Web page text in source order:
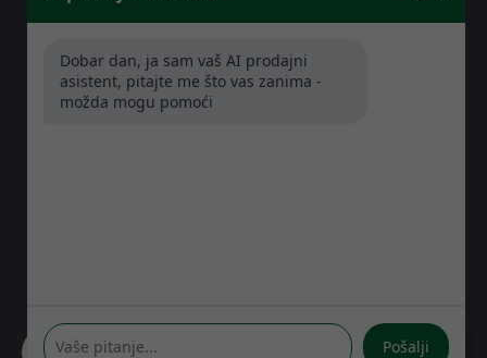
RADNO VRIJEME
Pon-Čet: 08:30 - 16:30h
Dobar dan, ja sam vaš AI prodajni
asistent, pitajte me što vas zanima -
možda mogu pomoći
Pošalji